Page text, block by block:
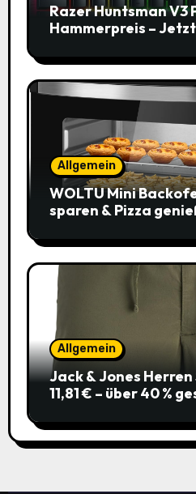
Razer Huntsman V3
Hammerpreis –
Allgemein
WOLTU Mini
sparen & Pizza
Allgemein
Jack & Jones
11,81 € – über 40 %